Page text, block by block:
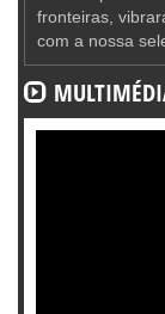
fronteiras,
com a nossa